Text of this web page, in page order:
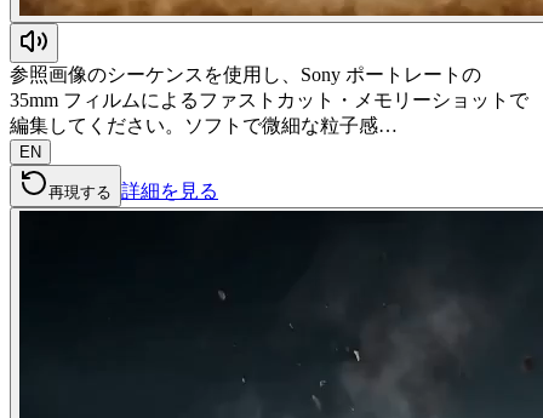
参照画像のシーケンスを使用し、Sony ポートレートの
35mm フィルムによるファストカット・メモリーショットで
編集してください。ソフトで微細な粒子感…
EN
再現する 詳細を見る